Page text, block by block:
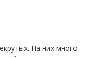
На них много